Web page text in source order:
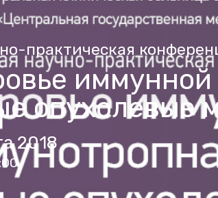
практическая
опухолевые
2018